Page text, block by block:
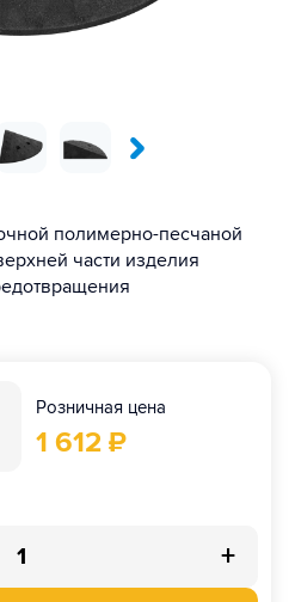
полимерно-песчаной
части изделия
Розничная цена
1 612 ₽
+